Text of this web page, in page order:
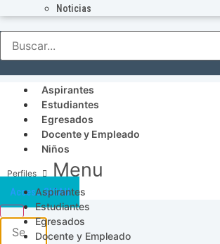
Noticias
Aspirantes
Estudiantes
Egresados
Docente y Empleado
Niños
Menu
Aspirantes
Estudiantes
Egresados
Docente y Empleado
Acceso SICAU